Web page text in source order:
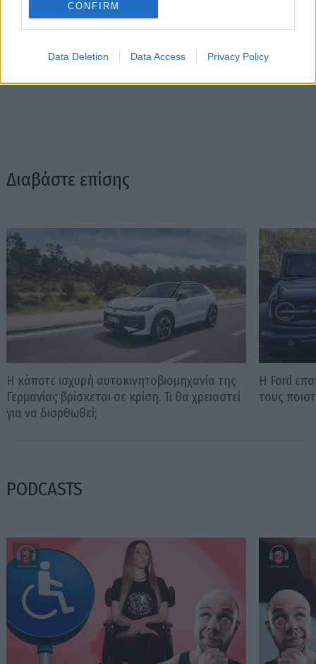
CONFIRM
Data Deletion Data Access Privacy Policy
Διαβάστε επίσης
Η κάποτε ισχυρή αυτοκινητοβιομηχανία της
Γερμανίας βρίσκεται σε κρίση. Τι θα χρειαστεί
για να διορθωθεί;
Η Ford
τους
PODCASTS